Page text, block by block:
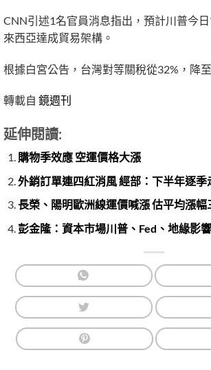
CNN引述1名官員消息指出，預計川普今
來西亞達成貿易架構。
根據白宮公告，台灣對等關稅從32%，降至
轉載自 鏡週刊
延伸閱讀:
購物季效應 空運價格大漲
外銷訂單連四紅消風 經部：下半年逐季
長榮、陽明歐洲線運價喊漲 估平均漲幅
彭金隆：資本市場川普、Fed、地緣影